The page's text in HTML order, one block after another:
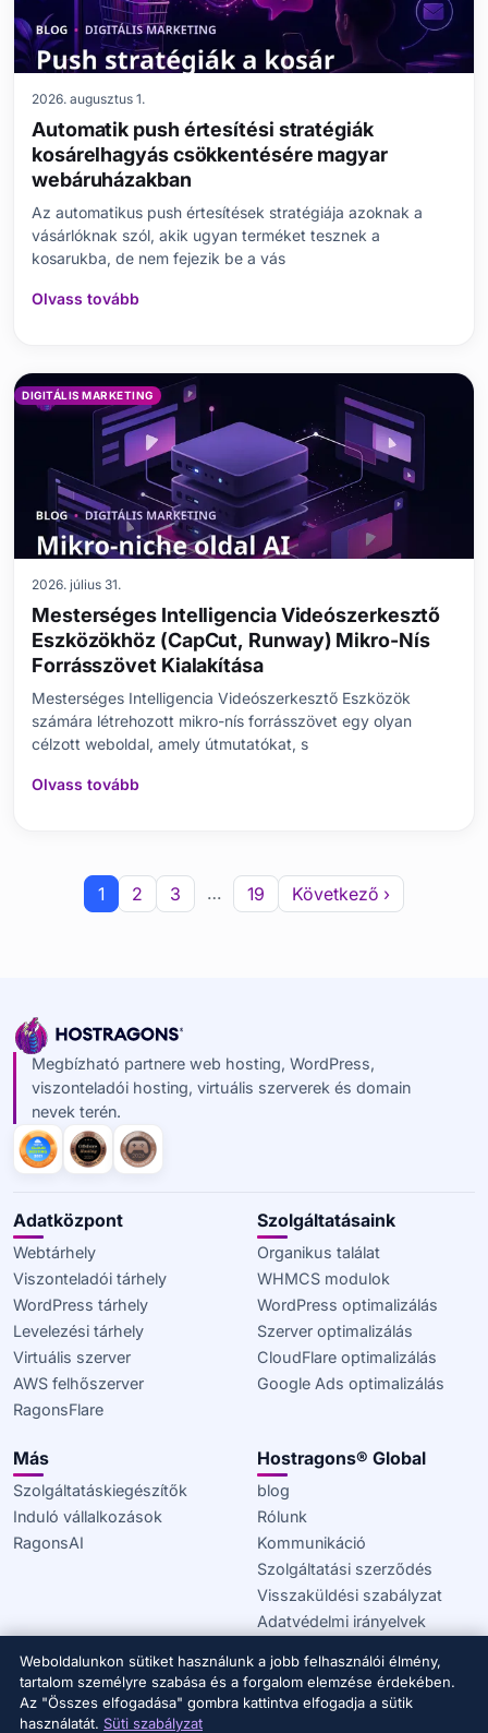
2026. augusztus 1.
Automatik push értesítési stratégiák
kosárelhagyás csökkentésére magyar
webáruházakban
Az automatikus push értesítések stratégiája azoknak a
vásárlóknak szól, akik ugyan terméket tesznek a
kosarukba, de nem fejezik be a vás
Olvass tovább
DIGITÁLIS MARKETING
2026. július 31.
Mesterséges Intelligencia Videószerkesztő
Eszközökhöz (CapCut, Runway) Mikro-Nís
Forrásszövet Kialakítása
Mesterséges Intelligencia Videószerkesztő Eszközök
számára létrehozott mikro-nís forrásszövet egy olyan
célzott weboldal, amely útmutatókat, s
Olvass tovább
1 2 3 … 19 Következő ›
Megbízható partnere web hosting, WordPress,
viszonteladói hosting, virtuális szerverek és domain
nevek terén.
Adatközpont
Webtárhely
Viszonteladói tárhely
WordPress tárhely
Levelezési tárhely
Virtuális szerver
AWS felhőszerver
RagonsFlare
Szolgáltatásaink
Organikus találat
WHMCS modulok
WordPress optimalizálás
Szerver optimalizálás
CloudFlare optimalizálás
Google Ads optimalizálás
Más
Szolgáltatáskiegészítők
Induló vállalkozások
RagonsAI
Hostragons® Global
blog
Rólunk
Kommunikáció
Szolgáltatási szerződés
Visszaküldési szabályzat
Adatvédelmi irányelvek
© 2020–2026 Hostragons® Global — A Draconis Infrastructure,
LLC márkája. Minden jog fenntartva.
Weboldalunkon sütiket használunk a jobb felhasználói élmény,
tartalom személyre szabása és a forgalom elemzése érdekében.
Az "Összes elfogadása" gombra kattintva elfogadja a sütik
használatát. Süti szabályzat